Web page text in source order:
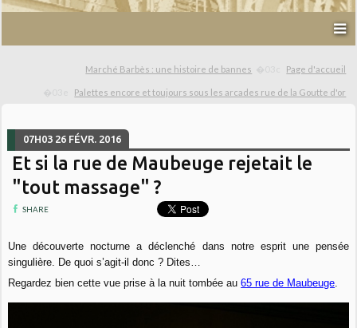
Marché Barbès : une histoire de bannes Page d'accueil
Palettes encore et toujours sous les arcades rue de la Goutte d'or
07H03 26 FÉVR. 2016
Et si la rue de Maubeuge rejetait le
"tout massage" ?
SHARE
Une découverte nocturne a déclenché dans notre esprit une pensée
singulière. De quoi s’agit-il donc ? Dites…
Regardez bien cette vue prise à la nuit tombée au65 rue de Maubeuge